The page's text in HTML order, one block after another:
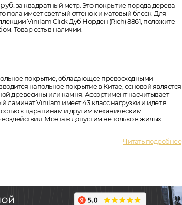
за квадратный метр. Это покрытие порода дерева -
пола имеет светлый оттенок и матовый блеск. Для
Vinilam Click Дуб Норден (Rich) 8861, положите
Товар есть в наличии.
покрытие, обладающее превосходными
напольное покрытие в Китае, основой является
древесины или камня. Ассортимент насчитывает
ламинат Vinilam имеет 43 класс нагрузки и идет в
к царапинам и другим механическим
Монтаж допустим не только в жилых
Читать подробнее